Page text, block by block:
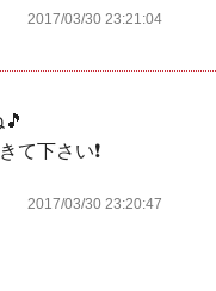
2017/03/30 23:21:04
て下さい❗
2017/03/30 23:20:47